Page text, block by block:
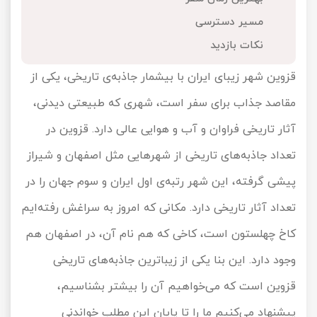
مسیر دسترسی
نکات بازدید
قزوین شهر زیبای ایران با بیشمار جاذبه‌ی تاریخی، یکی از
مقاصد جذاب برای سفر است، شهری که طبیعتی دیدنی،
آثار تاریخی فراوان و آب و هوایی عالی دارد. قزوین در
تعداد جاذبه‌های تاریخی از شهرهایی مثل اصفهان و شیراز
پیشی گرفته، این شهر رتبه‌ی اول ایران و سوم جهان را در
تعداد آثار تاریخی دارد. مکانی که امروز به سراغش رفته‌ایم
کاخ چهلستون است، کاخی که هم نام آن، در اصفهان هم
وجود دارد. این بنا یکی از زیباترین جاذبه‌های تاریخی
قزوین است که می‌خواهیم آن را بیشتر بشناسیم،
پیشنهاد می‌کنیم ما را تا پایان این مطلب خواندنی
تور کویر مرنجاب
تور کویر کاراکال
تور کویر مصر
تور کویر ابوزیدآباد
تور هرمز
تور ماسوله
تور گلستان
تور کیش از ساری
تور کیش از بندرعباس
اقساطی
تور سنگاپور اقساطی
تور قزاقستان اقساطی
تور زیارتی اقساطی